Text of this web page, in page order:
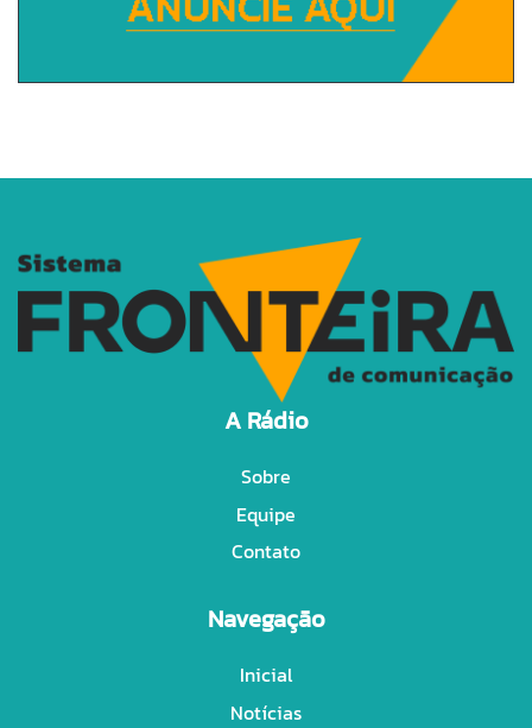
Navegação
Inicial
Notícias
A Rádio
Sobre
Equipe
Contato